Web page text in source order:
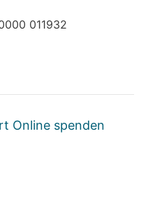
011932
Online spenden